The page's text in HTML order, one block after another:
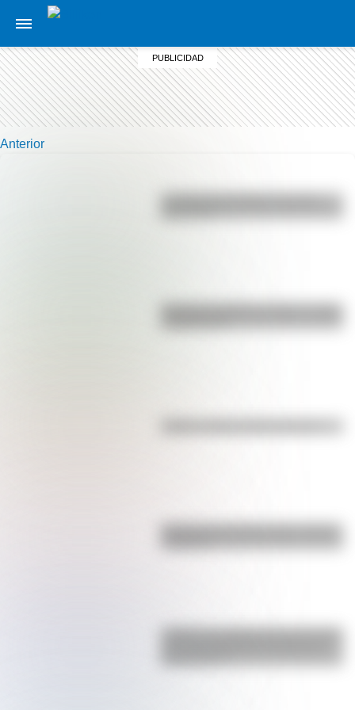
Anterior
Bandera de Bolivia: historia, origen
Bandera de Ecuador para colorear
¿Sabías que Argentina tuvo la torre